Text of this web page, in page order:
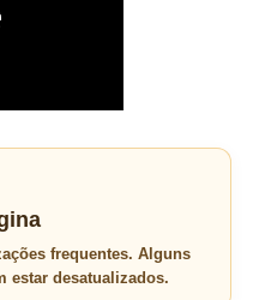
frequentes. Alguns
estar desatualizados.